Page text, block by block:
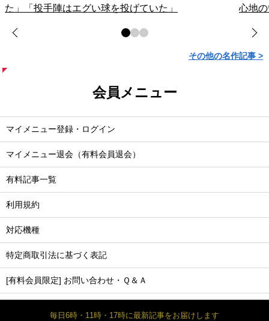
た」「投手陣はエグい球を投げていた」
心地
その他の名作記事 >
会員メニュー
マイメニュー登録・ログイン
マイメニュー退会（有料会員退会）
有料記事一覧
利用規約
対応機種
特定商取引法に基づく表記
[有料会員限定] お問い合わせ・Ｑ＆Ａ
毎日6時・11時・17時に最新記事をお届けします